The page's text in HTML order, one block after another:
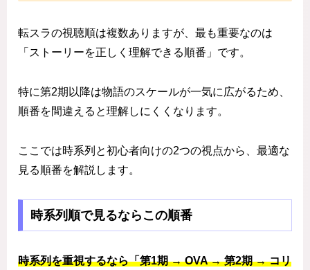
転スラの視聴順は複数ありますが、最も重要なのは
「ストーリーを正しく理解できる順番」です。
特に第2期以降は物語のスケールが一気に広がるため、
順番を間違えると理解しにくくなります。
ここでは時系列と初心者向けの2つの視点から、最適な
見る順番を解説します。
時系列順で見るならこの順番
時系列を重視するなら「第1期 → OVA → 第2期 → コリ